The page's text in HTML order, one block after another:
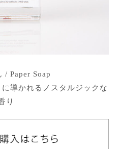
/ Paper Soap
導かれるノスタルジックな
り